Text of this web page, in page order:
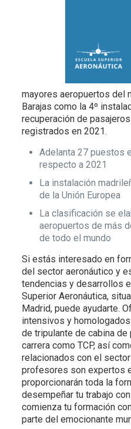
mayores aeropuertos del
Barajas como la 4º
recuperación de
registrados en 2021.
Adelanta 27 puestos
respecto a 2021
La instalación
de la Unión Europea
La clasificación se
aeropuertos de más
de todo el mundo
Si estás interesado en
del sector aeronáutico y
tendencias y desarrollos
Superior Aeronáutica,
Madrid, puede ayudarte.
intensivos y
de tripulante de cabina
carrera como TCP, así
relacionados con el
profesores son expertos
proporcionarán toda la
desempeñar tu trabajo
comienza tu formación
parte del emocionante